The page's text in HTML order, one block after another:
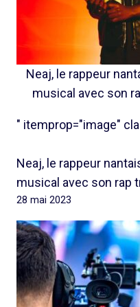
Neaj, le rappeur
musical avec son
" itemprop="image"
Neaj, le rappeur
musical avec son rap
28 mai 2023